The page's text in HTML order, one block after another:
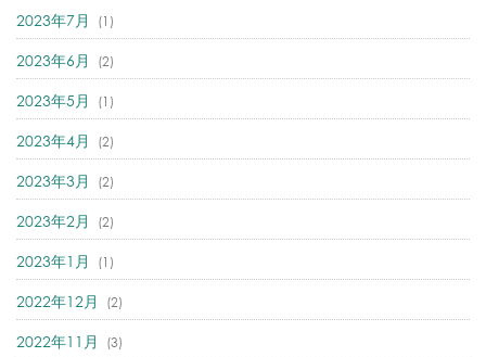
2023年7月 (1)
2023年6月 (2)
2023年5月 (1)
2023年4月 (2)
2023年3月 (2)
2023年2月 (2)
2023年1月 (1)
2022年12月 (2)
2022年11月 (3)